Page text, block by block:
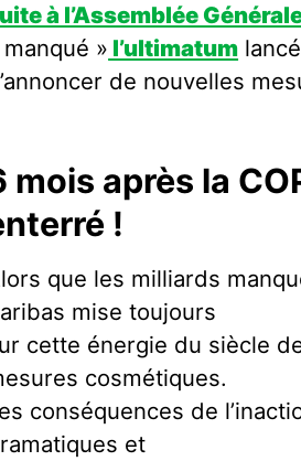
à l’Assemblée
manqué » l’ultimatum
de nouvelles
mois après la
!
que les milliards
mise toujours
cette énergie du siècle
cosmétiques.
conséquences de
et